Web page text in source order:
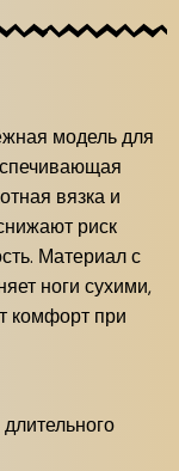
модель для
вязка и
риск
Материал с
ноги сухими,
комфорт при